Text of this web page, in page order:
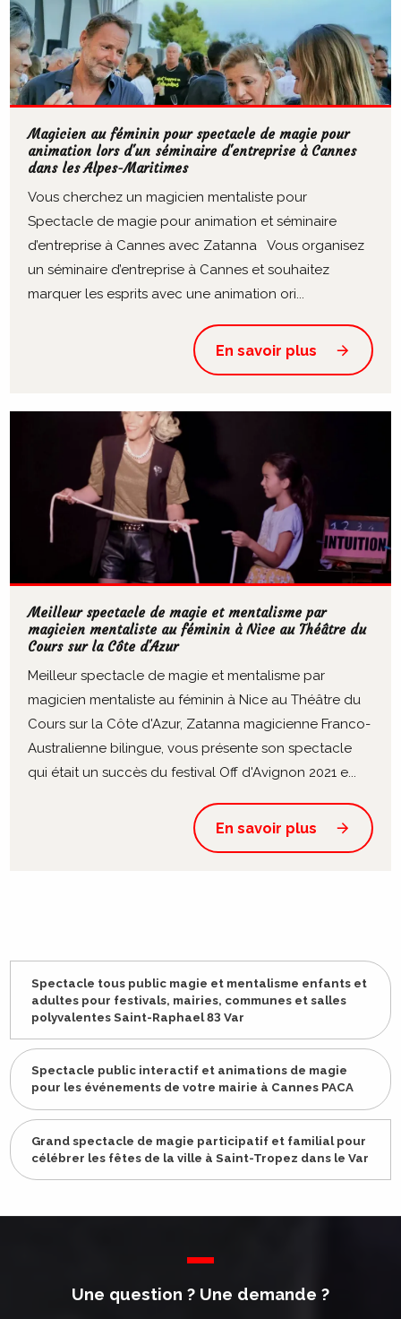
Magicien au féminin pour spectacle de magie pour
animation lors d'un séminaire d'entreprise à Cannes
dans les Alpes-Maritimes
Vous cherchez un magicien mentaliste pour
Spectacle de magie pour animation et séminaire
d’entreprise à Cannes avec Zatanna Vous organisez
un séminaire d’entreprise à Cannes et souhaitez
marquer les esprits avec une animation ori...
En savoir plus
Meilleur spectacle de magie et mentalisme par
magicien mentaliste au féminin à Nice au Théâtre du
Cours sur la Côte d'Azur
Meilleur spectacle de magie et mentalisme par
magicien mentaliste au féminin à Nice au Théâtre du
Cours sur la Côte d'Azur, Zatanna magicienne Franco-
Australienne bilingue, vous présente son spectacle
qui était un succès du festival Off d'Avignon 2021 e...
En savoir plus
Spectacle tous public magie et mentalisme enfants et
adultes pour festivals, mairies, communes et salles
polyvalentes Saint-Raphael 83 Var
Spectacle public interactif et animations de magie
pour les événements de votre mairie à Cannes PACA
Grand spectacle de magie participatif et familial pour
célébrer les fêtes de la ville à Saint-Tropez dans le Var
Une question ? Une demande ?